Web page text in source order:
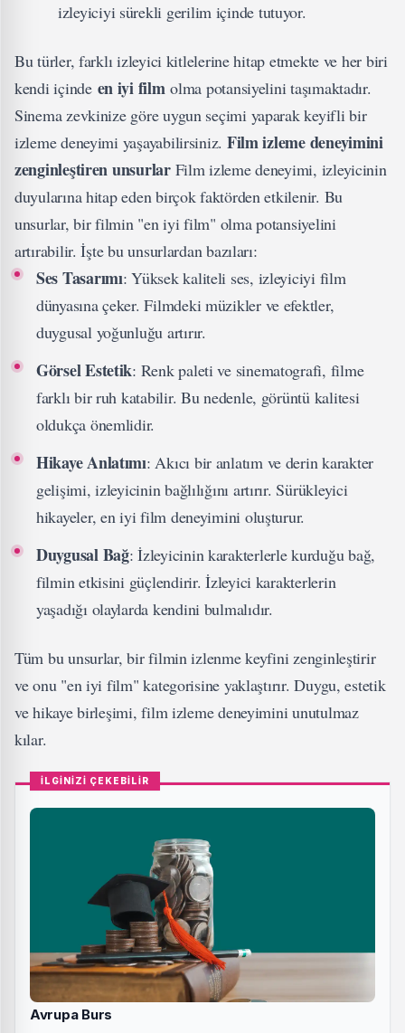
izleyiciyi sürekli gerilim içinde tutuyor.
Bu türler, farklı izleyici kitlelerine hitap etmekte ve her biri
kendi içinde en iyi filmolma potansiyelini taşımaktadır.
Sinema zevkinize göre uygun seçimi yaparak keyifli bir
izleme deneyimi yaşayabilirsiniz. Film izleme deneyimini
zenginleştiren unsurlarFilm izleme deneyimi, izleyicinin
duyularına hitap eden birçok faktörden etkilenir. Bu
unsurlar, bir filmin "en iyi film" olma potansiyelini
artırabilir. İşte bu unsurlardan bazıları:
Ses Tasarımı: Yüksek kaliteli ses, izleyiciyi film
dünyasına çeker. Filmdeki müzikler ve efektler,
duygusal yoğunluğu artırır.
Görsel Estetik: Renk paleti ve sinematografi, filme
farklı bir ruh katabilir. Bu nedenle, görüntü kalitesi
oldukça önemlidir.
Hikaye Anlatımı: Akıcı bir anlatım ve derin karakter
gelişimi, izleyicinin bağlılığını artırır. Sürükleyici
hikayeler, en iyi film deneyimini oluşturur.
Duygusal Bağ: İzleyicinin karakterlerle kurduğu bağ,
filmin etkisini güçlendirir. İzleyici karakterlerin
yaşadığı olaylarda kendini bulmalıdır.
Tüm bu unsurlar, bir filmin izlenme keyfini zenginleştirir
ve onu "en iyi film" kategorisine yaklaştırır. Duygu, estetik
ve hikaye birleşimi, film izleme deneyimini unutulmaz
kılar.
İLGİNİZİ ÇEKEBİLİR
Avrupa Burs